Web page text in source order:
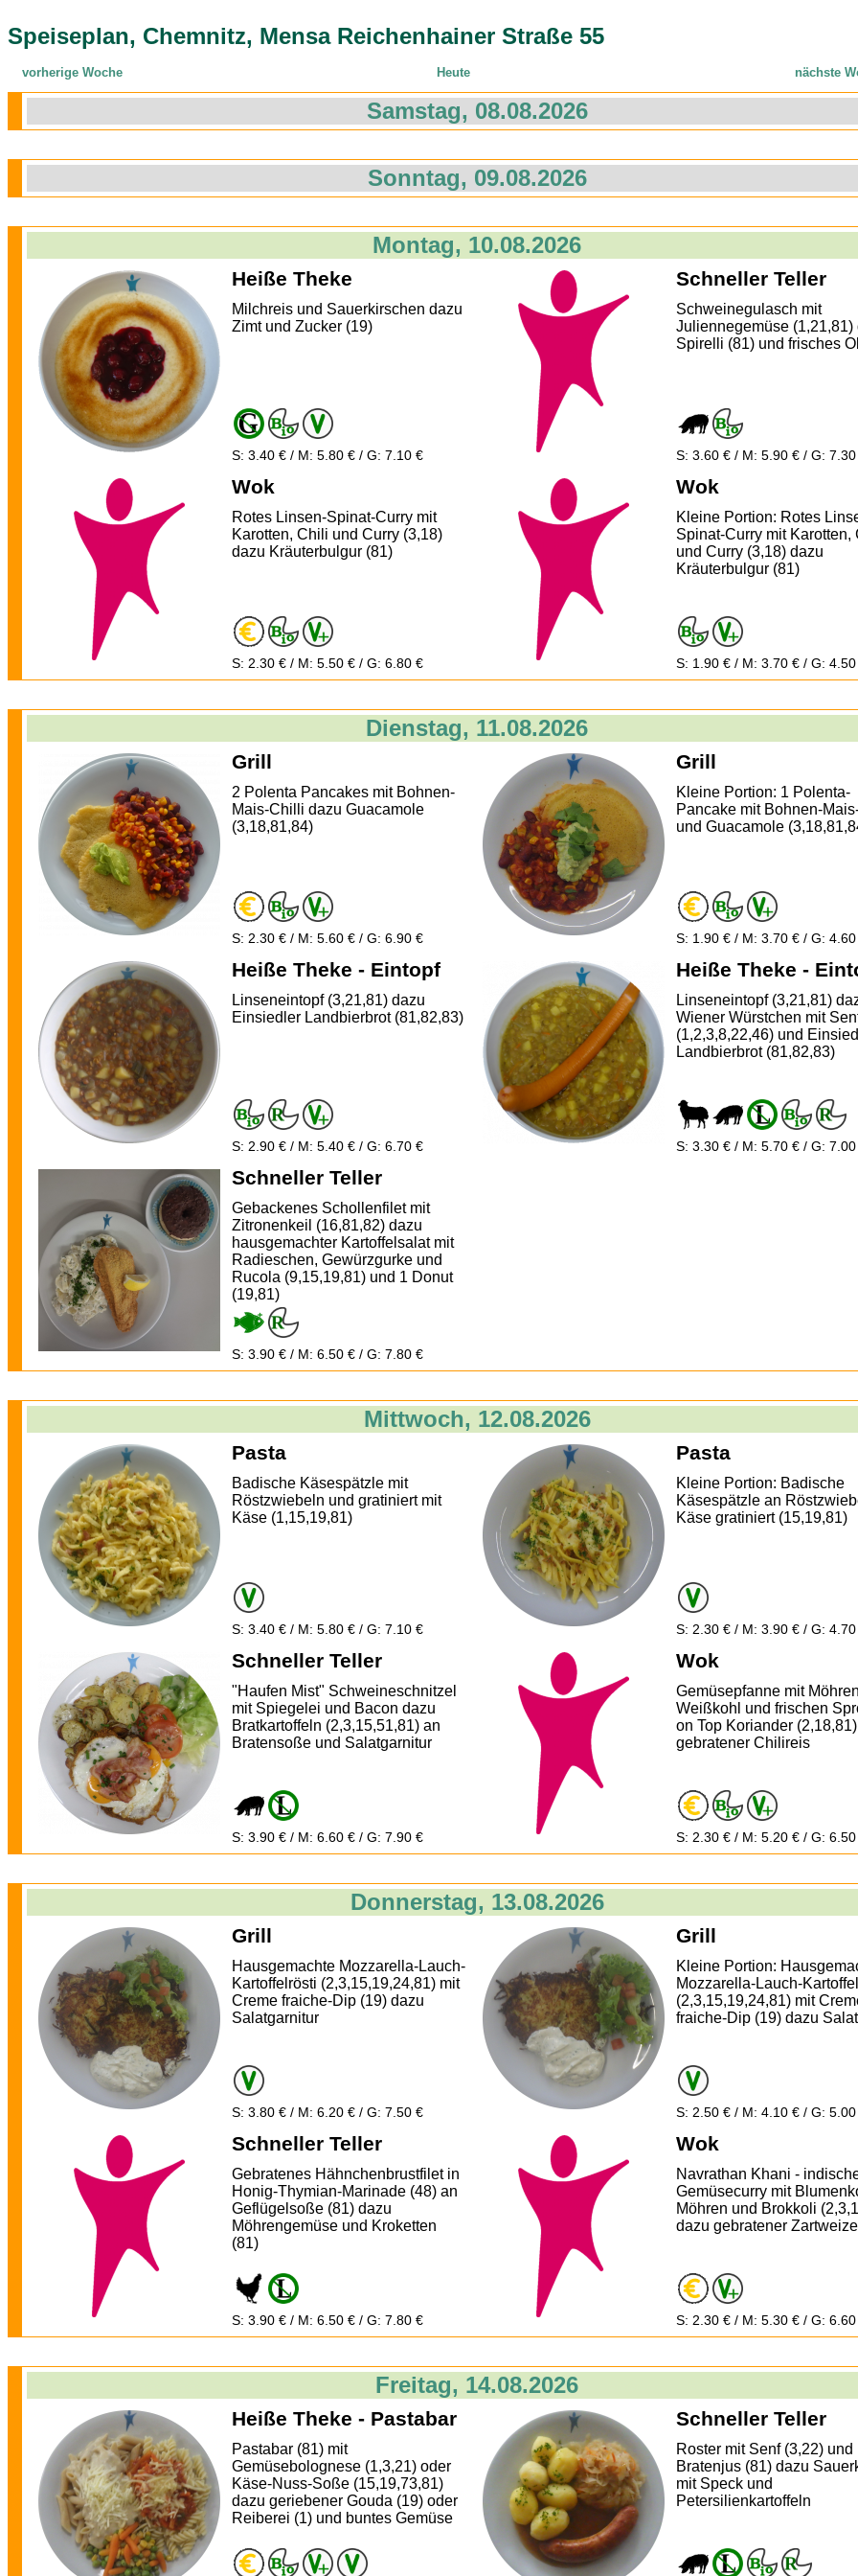
Speiseplan, Chemnitz, Mensa Reichenhainer Straße 55
vorherige Woche Heute nächste
Samstag, 08.08.2026
Sonntag, 09.08.2026
Montag, 10.08.2026
Heiße Theke
Milchreis und Sauerkirschen dazu
Zimt und Zucker (19)
S: 3.40 € / M: 5.80 € / G: 7.10 €
Schneller Teller
Schweinegulasch mit
Juliennegemüse (1,21,81)
Spirelli (81) und frisches
S: 3.60 € / M: 5.90 € / G:
Wok
Rotes Linsen-Spinat-Curry mit
Karotten, Chili und Curry (3,18)
dazu Kräuterbulgur (81)
S: 2.30 € / M: 5.50 € / G: 6.80 €
Wok
Kleine Portion: Rotes
Spinat-Curry mit Karotten,
und Curry (3,18) dazu
Kräuterbulgur (81)
S: 1.90 € / M: 3.70 € / G:
Dienstag, 11.08.2026
Grill
2 Polenta Pancakes mit Bohnen-
Mais-Chilli dazu Guacamole
(3,18,81,84)
S: 2.30 € / M: 5.60 € / G: 6.90 €
Grill
Kleine Portion: 1 Polenta-
Pancake mit Bohnen-
und Guacamole
S: 1.90 € / M: 3.70 € / G:
Heiße Theke - Eintopf
Linseneintopf (3,21,81) dazu
Einsiedler Landbierbrot (81,82,83)
S: 2.90 € / M: 5.40 € / G: 6.70 €
Heiße Theke -
Linseneintopf (3,21,81)
Wiener Würstchen mit
(1,2,3,8,22,46) und
Landbierbrot (81,82,83)
S: 3.30 € / M: 5.70 € / G:
Schneller Teller
Gebackenes Schollenfilet mit
Zitronenkeil (16,81,82) dazu
hausgemachter Kartoffelsalat mit
Radieschen, Gewürzgurke und
Rucola (9,15,19,81) und 1 Donut
(19,81)
S: 3.90 € / M: 6.50 € / G: 7.80 €
Mittwoch, 12.08.2026
Pasta
Badische Käsespätzle mit
Röstzwiebeln und gratiniert mit
Käse (1,15,19,81)
S: 3.40 € / M: 5.80 € / G: 7.10 €
Pasta
Kleine Portion: Badische
Käsespätzle an
Käse gratiniert (15,19,81)
S: 2.30 € / M: 3.90 € / G:
Schneller Teller
"Haufen Mist" Schweineschnitzel
mit Spiegelei und Bacon dazu
Bratkartoffeln (2,3,15,51,81) an
Bratensoße und Salatgarnitur
S: 3.90 € / M: 6.60 € / G: 7.90 €
Wok
Gemüsepfanne mit
Weißkohl und frischen
on Top Koriander
gebratener Chilireis
S: 2.30 € / M: 5.20 € / G:
Donnerstag, 13.08.2026
Grill
Hausgemachte Mozzarella-Lauch-
Kartoffelrösti (2,3,15,19,24,81) mit
Creme fraiche-Dip (19) dazu
Salatgarnitur
S: 3.80 € / M: 6.20 € / G: 7.50 €
Grill
Kleine Portion:
Mozzarella-Lauch-
(2,3,15,19,24,81) mit
fraiche-Dip (19) dazu
S: 2.50 € / M: 4.10 € / G:
Schneller Teller
Gebratenes Hähnchenbrustfilet in
Honig-Thymian-Marinade (48) an
Geflügelsoße (81) dazu
Möhrengemüse und Kroketten
(81)
S: 3.90 € / M: 6.50 € / G: 7.80 €
Wok
Navrathan Khani -
Gemüsecurry mit
Möhren und Brokkoli
dazu gebratener
S: 2.30 € / M: 5.30 € / G:
Freitag, 14.08.2026
Heiße Theke - Pastabar
Pastabar (81) mit
Gemüsebolognese (1,3,21) oder
Käse-Nuss-Soße (15,19,73,81)
dazu geriebener Gouda (19) oder
Reiberei (1) und buntes Gemüse
Schneller Teller
Roster mit Senf (3,22) und
Bratenjus (81) dazu
mit Speck und
Petersilienkartoffeln